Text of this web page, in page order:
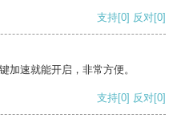
支持[0] 反对[0]
加速就能开启，非常方便。
支持[0] 反对[0]